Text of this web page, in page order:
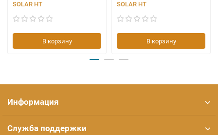
SOLAR HT
В корзину
SOLAR HT
В корзину
Информация
Служба поддержки